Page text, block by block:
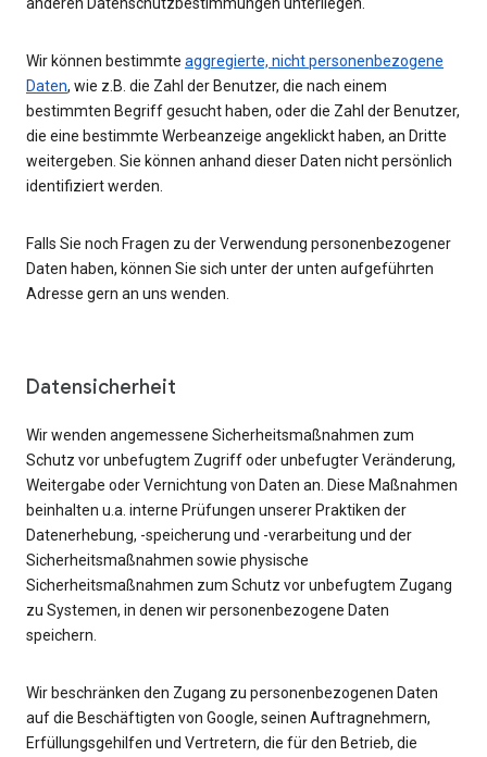
Wir können bestimmte aggregierte, nicht personenbezogene
Daten, wie z.B. die Zahl der Benutzer, die nach einem
bestimmten Begriff gesucht haben, oder die Zahl der Benutzer,
die eine bestimmte Werbeanzeige angeklickt haben, an Dritte
weitergeben. Sie können anhand dieser Daten nicht persönlich
identifiziert werden.
Falls Sie noch Fragen zu der Verwendung personenbezogener
Daten haben, können Sie sich unter der unten aufgeführten
Adresse gern an uns wenden.
Datensicherheit
Wir wenden angemessene Sicherheitsmaßnahmen zum
Schutz vor unbefugtem Zugriff oder unbefugter Veränderung,
Weitergabe oder Vernichtung von Daten an. Diese Maßnahmen
beinhalten u.a. interne Prüfungen unserer Praktiken der
Datenerhebung, -speicherung und -verarbeitung und der
Sicherheitsmaßnahmen sowie physische
Sicherheitsmaßnahmen zum Schutz vor unbefugtem Zugang
zu Systemen, in denen wir personenbezogene Daten
speichern.
Wir beschränken den Zugang zu personenbezogenen Daten
auf die Beschäftigten von Google, seinen Auftragnehmern,
Erfüllungsgehilfen und Vertretern, die für den Betrieb, die